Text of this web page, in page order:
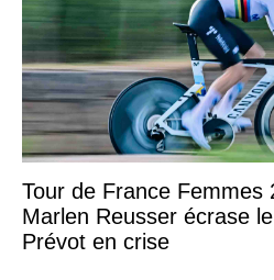
Tour de France Femmes
Marlen Reusser écrase
Prévot en crise